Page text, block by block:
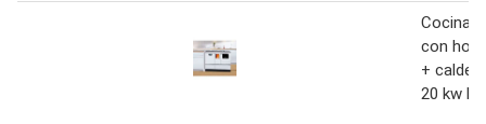
Cocina
con
+
20 kw